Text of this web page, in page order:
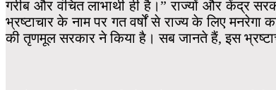
गरीब और वंचित लाभार्थी ही है।” राज्यों और केंद्र
भ्रष्टाचार के नाम पर गत वर्षों से राज्य के लिए
की तृणमूल सरकार ने किया है। सब जानते हैं, इस